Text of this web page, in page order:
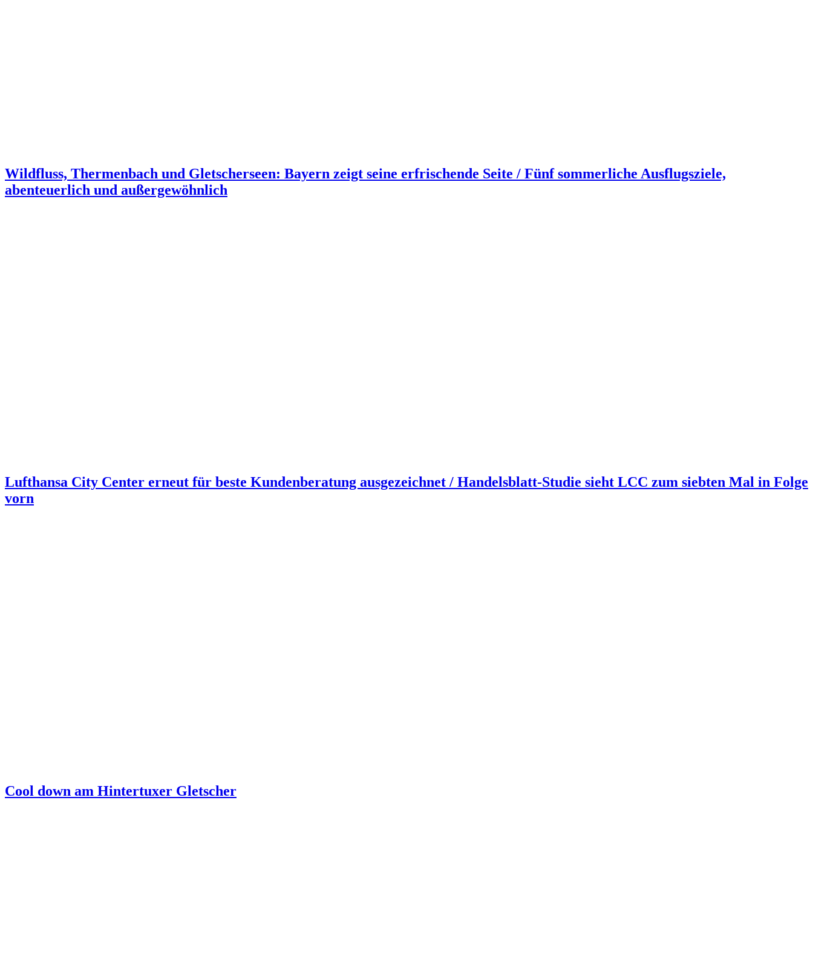
Wildfluss, Thermenbach und Gletscherseen: Bayern zeigt seine erfrischende Seite / Fünf sommerliche Ausflugsziele,
abenteuerlich und außergewöhnlich
Lufthansa City Center erneut für beste Kundenberatung ausgezeichnet / Handelsblatt-Studie sieht LCC zum siebten Mal in Folge
vorn
Cool down am Hintertuxer Gletscher